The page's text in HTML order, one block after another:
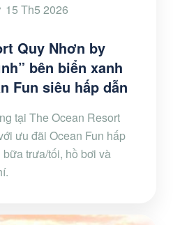
15 Th5 2026
Quy Nhơn by
bên biển xanh
Fun siêu hấp dẫn
tại The Ocean Resort
ưu đãi Ocean Fun hấp
trưa/tối, hồ bơi và